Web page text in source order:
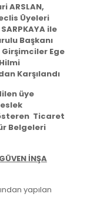
ARSLAN,
Üyeleri
ile
Başkanı
Girşimciler Ege
Karşılandı
üye
Ticaret
Belgeleri
İNŞA
yapılan